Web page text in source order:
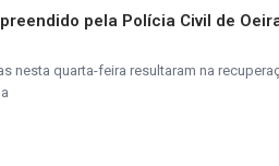
pela Polícia Civil de
nesta quarta-feira resultaram na